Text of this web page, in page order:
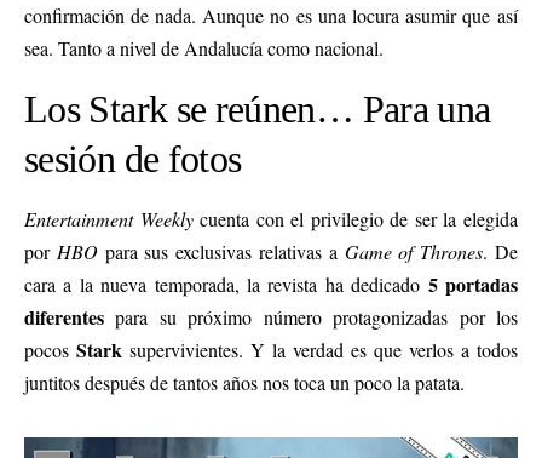
confirmación de nada. Aunque no es una locura asumir que así
sea. Tanto a nivel de Andalucía como nacional.
Los Stark se reúnen… Para una
sesión de fotos
Entertainment Weeklycuenta con el privilegio de ser la elegida
por HBOpara sus exclusivas relativas a Game of Thrones. De
cara a la nueva temporada, la revista ha dedicado 5 portadas
diferentes para su próximo número protagonizadas por los
pocos Stark supervivientes. Y la verdad es que verlos a todos
juntitos después de tantos años nos toca un poco la patata.